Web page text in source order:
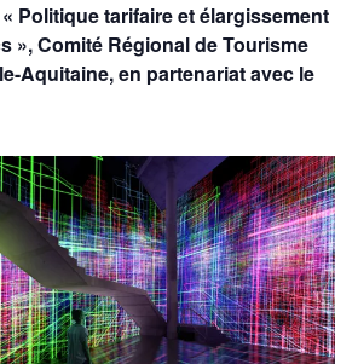
Politique tarifaire et élargissement
», Comité Régional de Tourisme
Aquitaine, en partenariat avec le